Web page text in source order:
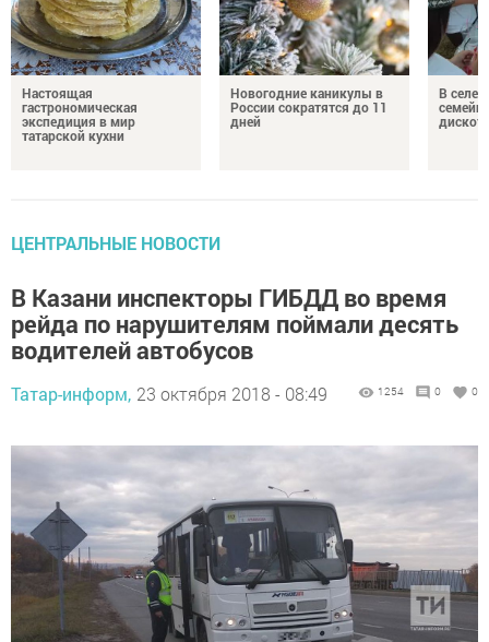
Настоящая
гастрономическая
экспедиция в мир
татарской кухни
Новогодние каникулы в
России сократятся до 11
дней
В селе
ЦЕНТРАЛЬНЫЕ НОВОСТИ
В Казани инспекторы ГИБДД во время
рейда по нарушителям поймали десять
водителей автобусов
Татар-информ, 23 октября 2018 - 08:49 1254 0 0